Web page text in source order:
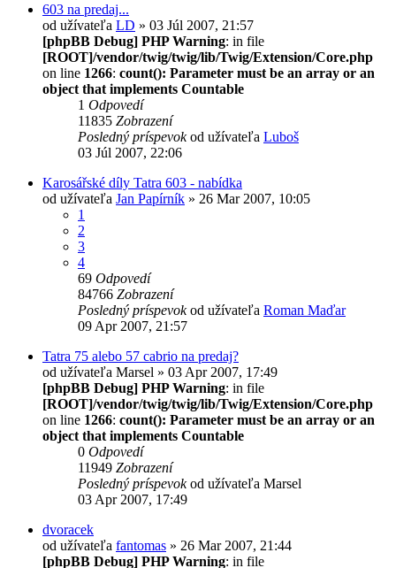
603 na predaj...
od užívateľa LD » 03 Júl 2007, 21:57
[phpBB Debug] PHP Warning: in file
[ROOT]/vendor/twig/twig/lib/Twig/Extension/Core.php
on line 1266: count(): Parameter must be an array or an
object that implements Countable
1 Odpovedí
11835 Zobrazení
Posledný príspevokod užívateľa Luboš
03 Júl 2007, 22:06
Karosářské díly Tatra 603 - nabídka
od užívateľa Jan Papírník » 26 Mar 2007, 10:05
1
2
3
4
69 Odpovedí
84766 Zobrazení
Posledný príspevokod užívateľa Roman Maďar
09 Apr 2007, 21:57
Tatra 75 alebo 57 cabrio na predaj?
od užívateľa Marsel » 03 Apr 2007, 17:49
[phpBB Debug] PHP Warning: in file
[ROOT]/vendor/twig/twig/lib/Twig/Extension/Core.php
on line 1266: count(): Parameter must be an array or an
object that implements Countable
0 Odpovedí
11949 Zobrazení
Posledný príspevokod užívateľa Marsel
03 Apr 2007, 17:49
dvoracek
od užívateľa fantomas » 26 Mar 2007, 21:44
[phpBB Debug] PHP Warning: in file